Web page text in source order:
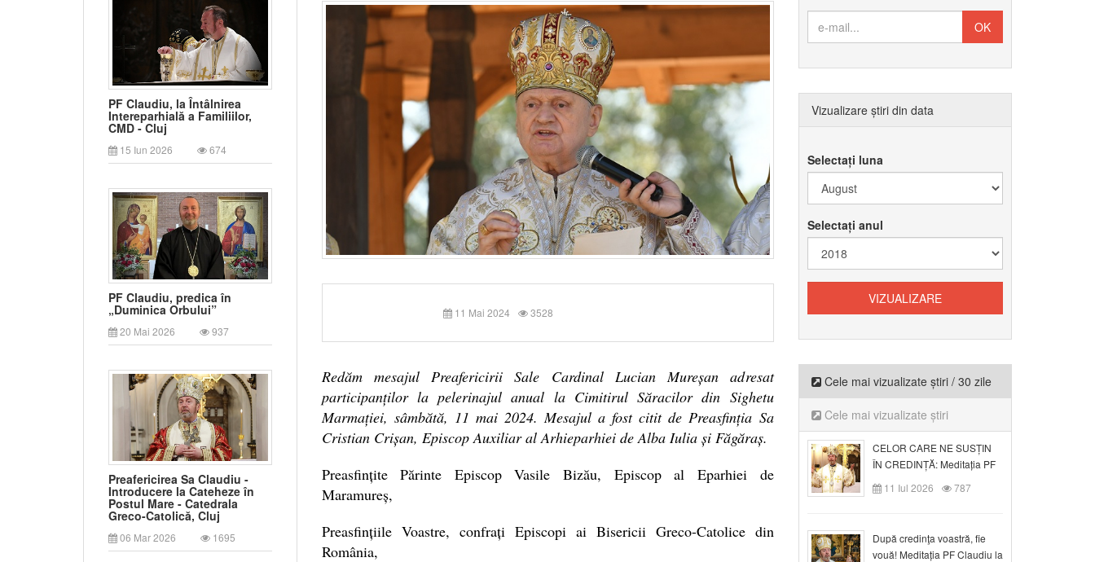
PF Claudiu, la Întâlnirea
Intereparhială a Familiilor,
CMD - Cluj
15 Iun 2026 674
PF Claudiu, predica în
„Duminica Orbului”
20 Mai 2026 937
Preafericirea Sa Claudiu -
Introducere la Cateheze în
Postul Mare - Catedrala
Greco-Catolică, Cluj
06 Mar 2026 1695
11 Mai 2024 3528
Redăm mesajul Preafericirii Sale Cardinal Lucian Mureșan adresat
participanților la pelerinajul anual la Cimitirul Săracilor din Sighetu
Marmației, sâmbătă, 11 mai 2024. Mesajul a fost citit de Preasfinția Sa
Cristian Crișan, Episcop Auxiliar al Arhieparhiei de Alba Iulia și Făgăraș.
Preasfințite Părinte Episcop Vasile Bizău, Episcop al Eparhiei de
Maramureș,
Preasfințiile Voastre, confrați Episcopi ai Bisericii Greco-Catolice din
România,
Vizualizare știri din data
Selectați luna
Selectați anul
Cele mai vizualizate știri / 30 zile
Cele mai vizualizate știri
CELOR CARE NE SUSȚIN
ÎN CREDINȚĂ: Meditația PF
Claudiu la Duminica a VI-a
după Rusalii
11 Iul 2026 787
După credinţa voastră, fie
vouă! Meditația PF Claudiu la